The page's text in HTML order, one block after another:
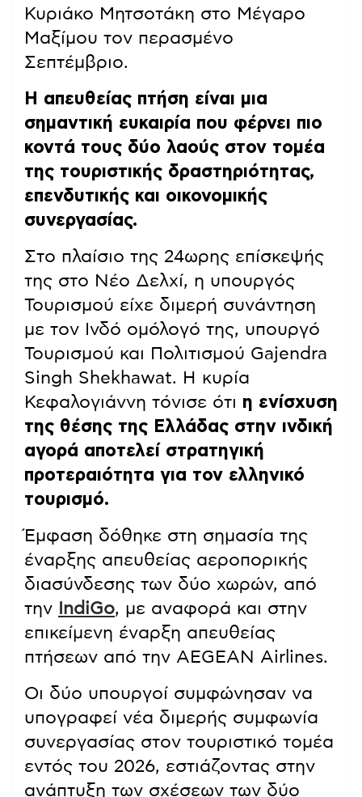
Κυριάκο Μητσοτάκη στο Μέγαρο
Μαξίμου τον περασμένο
Σεπτέμβριο.
Η απευθείας πτήση είναι μια
σημαντική ευκαιρία που φέρνει πιο
κοντά τους δύο λαούς στον τομέα
της τουριστικής δραστηριότητας,
επενδυτικής και οικονομικής
συνεργασίας.
Στο πλαίσιο της 24ωρης επίσκεψής
της στο Νέο Δελχί, η υπουργός
Τουρισμού είχε διμερή συνάντηση
με τον Ινδό ομόλογό της, υπουργό
Τουρισμού και Πολιτισμού Gajendra
Singh Shekhawat. Η κυρία
Κεφαλογιάννη τόνισε ότι η ενίσχυση
της θέσης της Ελλάδας στην ινδική
αγορά αποτελεί στρατηγική
προτεραιότητα για τον ελληνικό
τουρισμό.
Έμφαση δόθηκε στη σημασία της
έναρξης απευθείας αεροπορικής
διασύνδεσης των δύο χωρών, από
την
IndiGo, με αναφορά και στην
επικείμενη έναρξη απευθείας
πτήσεων από την AEGEAN Airlines.
Οι δύο υπουργοί συμφώνησαν να
υπογραφεί νέα διμερής συμφωνία
συνεργασίας στον τουριστικό τομέα
εντός του 2026, εστιάζοντας στην
ανάπτυξη των σχέσεων των δύο